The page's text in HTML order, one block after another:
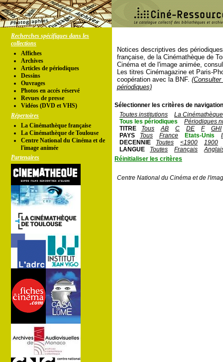
Recherches spécifiques dans les
collections
Affiches
Archives
Articles de périodiques
Dessins
Ouvrages
Photos en accés réservé
Revues de presse
Vidéos (DVD et VHS)
Répertoires
La Cinémathèque française
La Cinémathèque de Toulouse
Centre National du Cinéma et de
l'image animée
Partenaires
Notices descriptives des
française, de la Cinémathèque de
Cinéma et de l'image animée,
Les titres Cinémagazine et Paris-
coopération avec la BNF.
périodiques)
Sélectionner les critères de
Toutes institutions
La
Tous les périodiques
Périodiques
TITRE
Tous AB C DE F
GHI
PAYS
Tous France Etats-Unis
DECENNIE
Toutes <1900
1900
LANGUE
Toutes Français
Réinitialiser les critères
Centre National du Cinéma et de